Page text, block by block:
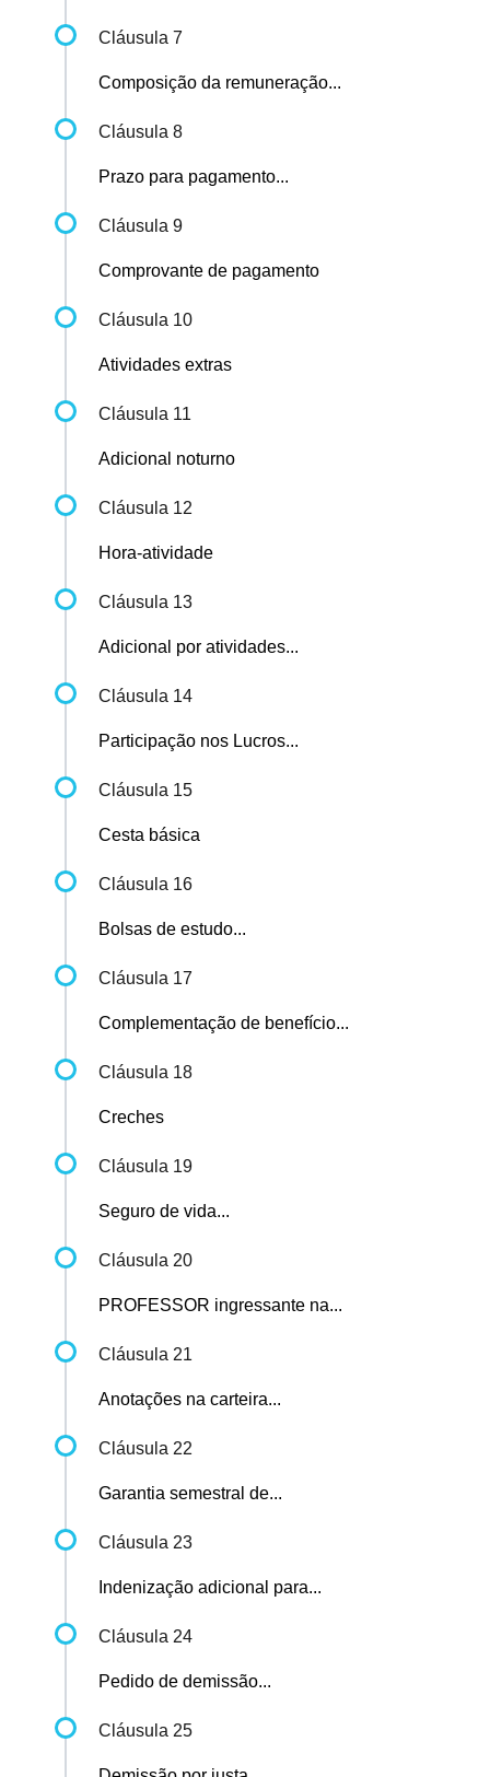
Cláusula 7
Composição da remuneração...
Cláusula 8
Prazo para pagamento...
Cláusula 9
Comprovante de pagamento
Cláusula 10
Atividades extras
Cláusula 11
Adicional noturno
Cláusula 12
Hora-atividade
Cláusula 13
Adicional por atividades...
Cláusula 14
Participação nos Lucros...
Cláusula 15
Cesta básica
Cláusula 16
Bolsas de estudo...
Cláusula 17
Complementação de benefício...
Cláusula 18
Creches
Cláusula 19
Seguro de vida...
Cláusula 20
PROFESSOR ingressante na...
Cláusula 21
Anotações na carteira...
Cláusula 22
Garantia semestral de...
Cláusula 23
Indenização adicional para...
Cláusula 24
Pedido de demissão...
Cláusula 25